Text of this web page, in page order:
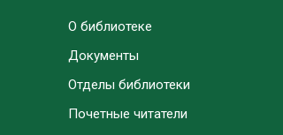
О библиотеке
Документы
Отделы библиотеки
Почетные читатели